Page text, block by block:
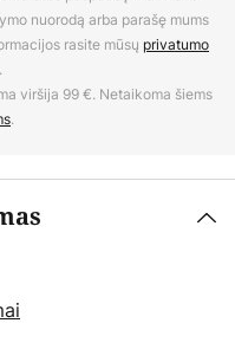
nuorodą arba parašę mums
rasite mūsų privatumo
.
viršija 99 €. Netaikoma šiems
.